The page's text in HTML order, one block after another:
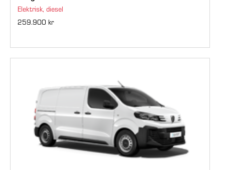
Elektrisk, diesel
259.900 kr